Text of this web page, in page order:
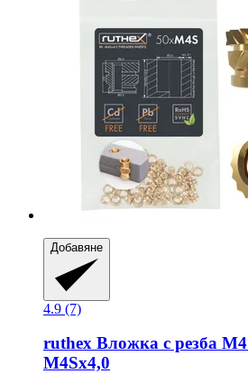
Добавяне
4.9 (7)
ruthex Вложка с резба
M4Sx4,0